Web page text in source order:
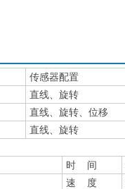
传感器配置
直线、旋转
直线、旋转、位移
直线、旋转
时 间
速 度